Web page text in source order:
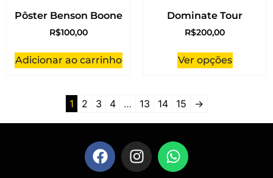
Pôster Benson Boone
R$100,00
Adicionar ao carrinho
Dominate Tour
R$200,00
Ver opções
1 2 3 4 … 13 14 15 →